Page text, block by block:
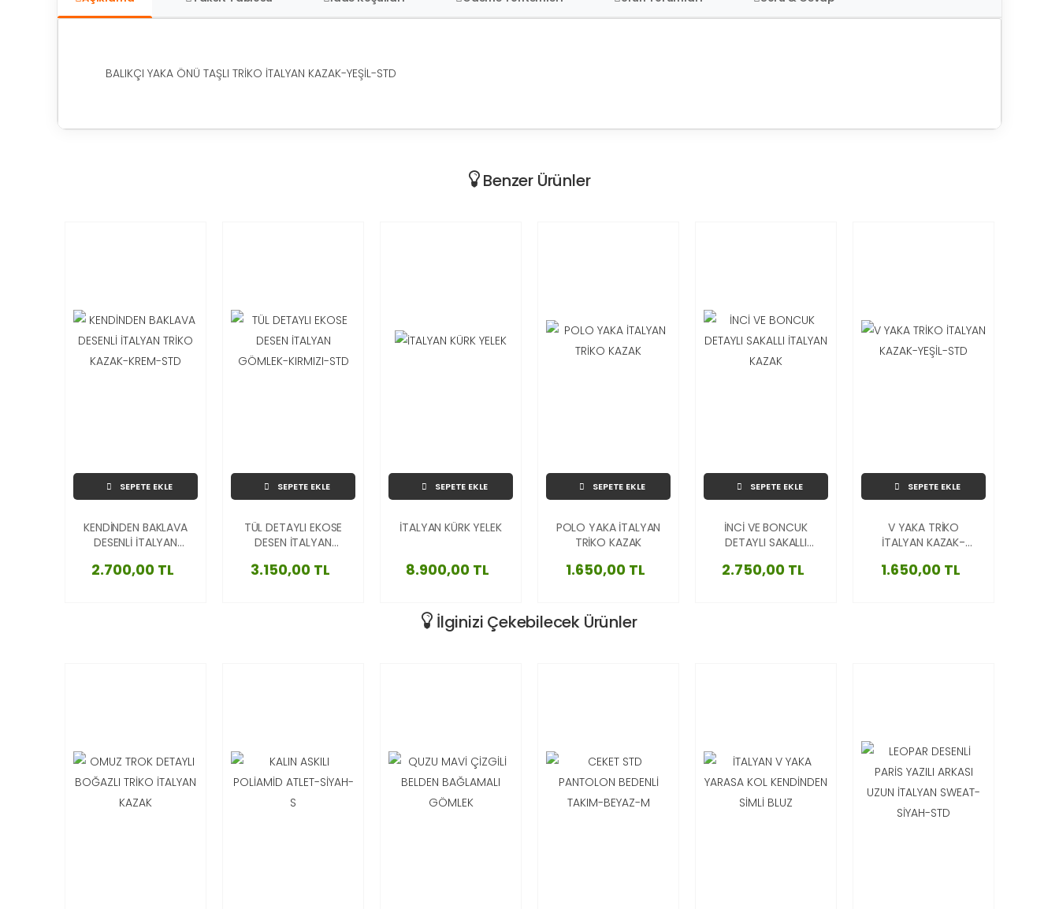
BALIKÇI YAKA ÖNÜ TAŞLI TRİKO İTALYAN KAZAK-YEŞİL-STD
Benzer Ürünler
SEPETE EKLE
KENDİNDEN BAKLAVA
DESENLİ İTALYAN
STD
2.700,00 TL
SEPETE EKLE
TÜL DETAYLI EKOSE
DESEN İTALYAN
STD
3.150,00 TL
SEPETE EKLE
İTALYAN KÜRK YELEK
8.900,00 TL
SEPETE EKLE
POLO YAKA İTALYAN
TRİKO KAZAK
1.650,00 TL
SEPETE EKLE
İNCİ VE BONCUK
DETAYLI SAKALLI
2.750,00 TL
SEPETE EKLE
V YAKA TRİKO
İTALYAN KAZAK-
1.650,00 TL
İlginizi Çekebilecek Ürünler